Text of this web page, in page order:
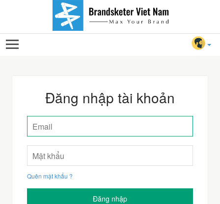
Đăng nhập tài khoản
Quên mật khẩu ?
Đăng nhập